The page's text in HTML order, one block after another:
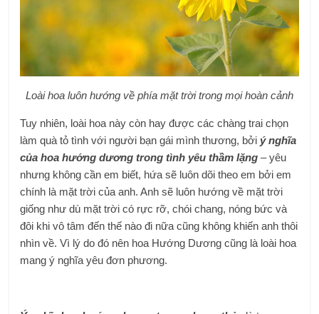
Loài hoa luôn hướng về phía mặt trời trong mọi hoàn cảnh
Tuy nhiên, loài hoa này còn hay được các chàng trai chọn
làm quà tỏ tình với người bạn gái mình thương, bởi ý nghĩa
của hoa hướng dương trong tình yêu thầm lặng – yêu
nhưng không cần em biết, hứa sẽ luôn dõi theo em bởi em
chính là mặt trời của anh. Anh sẽ luôn hướng về mặt trời
giống như dù mặt trời có rực rỡ, chói chang, nóng bức và
đôi khi vô tâm đến thế nào đi nữa cũng không khiến anh thôi
nhìn về. Vì lý do đó nên hoa Hướng Dương cũng là loài hoa
mang ý nghĩa yêu đơn phương.